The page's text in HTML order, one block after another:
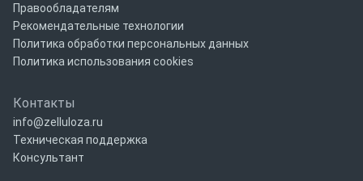
Правообладателям
Рекомендательные технологии
Политика обработки персональных данных
Политика использования cookies
Контакты
info@zelluloza.ru
Техническая поддержка
Консультант